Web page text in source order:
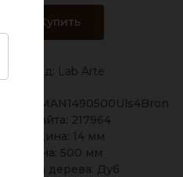
Купить
Бренд: Lab Arte
LMAN1490500Uls4Bron
Код сайта: 217964
Толщина: 14 мм
Длина: 500 мм
Порода дерева: Дуб